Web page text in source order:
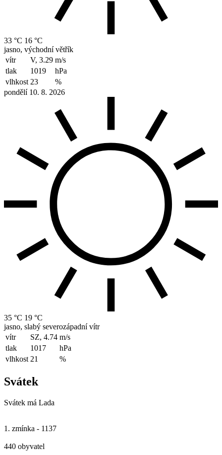
33 °C 16 °C
jasno, východní větřík
vítr
V, 3.29 m/s
tlak
1019
hPa
vlhkost 23
%
pondělí 10. 8. 2026
35 °C 19 °C
jasno, slabý severozápadní vítr
vítr
SZ, 4.74 m/s
tlak
1017
hPa
vlhkost 21 %
Svátek
Svátek má Lada
1. zmínka - 1137
440 obyvatel